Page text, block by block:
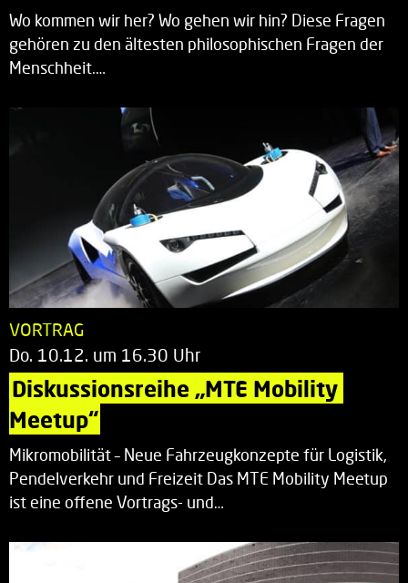
Wo kommen wir her? Wo gehen wir hin? Diese Fragen
gehören zu den ältesten philosophischen Fragen der
Menschheit.…
VORTRAG
Do. 10.12. um 16.30 Uhr
Diskussionsreihe „MTE Mobility
Meetup“
Mikromobilität – Neue Fahrzeugkonzepte für Logistik,
Pendelverkehr und Freizeit Das MTE Mobility Meetup
ist eine offene Vortrags- und…